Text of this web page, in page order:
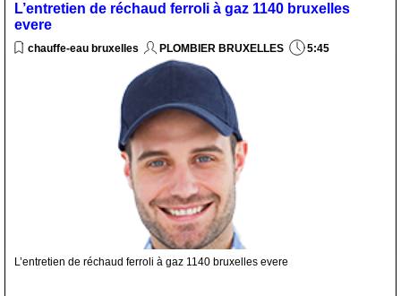
L’entretien de réchaud ferroli à gaz 1140 bruxelles
evere
chauffe-eau bruxelles PLOMBIER BRUXELLES 5:45
L’entretien de réchaud ferroli à gaz 1140 bruxelles evere